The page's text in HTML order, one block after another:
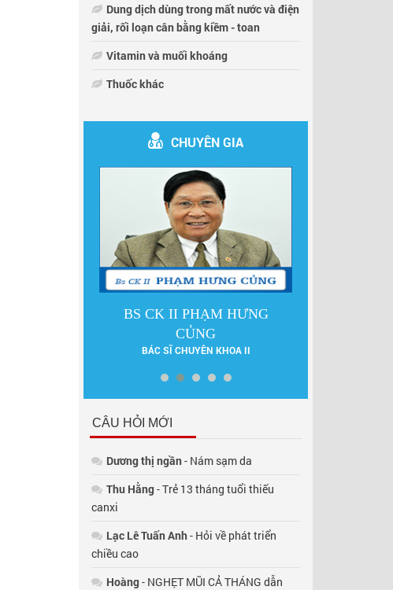
Dung dịch dùng trong mất nước và điện
giải, rối loạn cân bằng kiềm - toan
Vitamin và muối khoáng
Thuốc khác
CHUYÊN GIA
BS CK II PHẠM HƯNG
CỦNG
BÁC SĨ CHUYÊN KHOA II
CÂU HỎI MỚI
Dương thị ngần- Nám sạm da
Thu Hằng- Trẻ 13 tháng tuổi thiếu
canxi
Lạc Lê Tuấn Anh- Hỏi về phát triển
chiều cao
Hoàng- NGHẸT MŨI CẢ THÁNG dẫn